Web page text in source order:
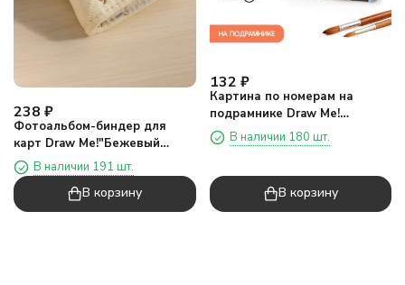
238 ₽
Фотоальбом-биндер для
карт Draw Me!"Бежевый
бантик",20
страниц(13*12,5см)
В наличии 191 шт.
В корзину
132 ₽
Картина по номерам на
подрамнике Draw Me!
"Влюбленная панда", (20*20
см)
В наличии 180 шт.
В корзину